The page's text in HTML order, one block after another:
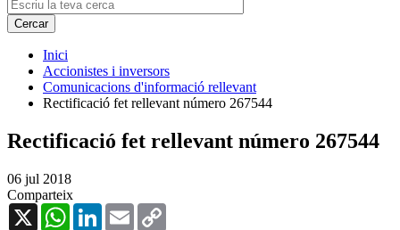
Inici
Accionistes i inversors
Comunicacions d'informació rellevant
Rectificació fet rellevant número 267544
Rectificació fet rellevant número 267544
06 jul 2018
Comparteix
X
WhatsAppLinkedInEmail